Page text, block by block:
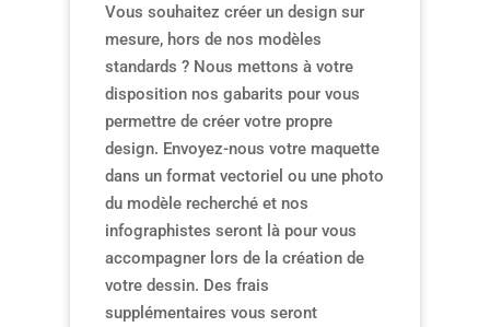
Vous souhaitez créer un design sur
mesure, hors de nos modèles
standards ? Nous mettons à votre
disposition nos gabarits pour vous
permettre de créer votre propre
design. Envoyez-nous votre maquette
dans un format vectoriel ou une photo
du modèle recherché et nos
infographistes seront là pour vous
accompagner lors de la création de
votre dessin. Des frais
supplémentaires vous seront